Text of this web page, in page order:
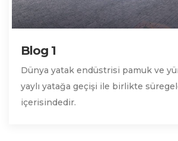
Blog 1
Dünya yatak endüstrisi pamuk ve
yaylı yatağa geçişi ile birlikte
içerisindedir.